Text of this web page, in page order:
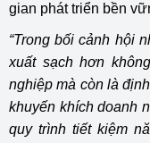
gian phát triển bền
“Trong bối cảnh hội
xuất sạch hơn
nghiệp mà còn là
khuyến khích doanh
quy trình tiết kiệm